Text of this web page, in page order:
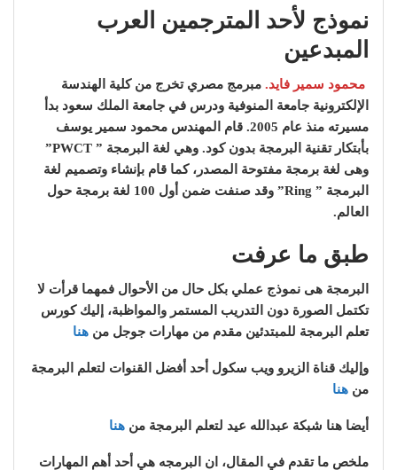
نموذج لأحد المترجمين العرب
المبدعين
محمود سمير فايد. مبرمج مصري تخرج من كلية الهندسة
الإلكترونية جامعة المنوفية ودرس في جامعة الملك سعود بدأ
مسيرته منذ عام 2005. قام المهندس محمود سمير يوسف
بأبتكار تقنية البرمجة بدون كود. وهي لغة البرمجة ” PWCT”
وهى لغة برمجة مفتوحة المصدر، كما قام بإنشاء وتصميم لغة
البرمجة ” Ring” وقد صنفت ضمن أول 100 لغة برمجة حول
العالم.
طبق ما عرفت
البرمجة هى نموذج عملي بكل حال من الأحوال فمهما قرأت لا
تكتمل الصورة دون التدريب المستمر والمواظبة، إليك كورس
تعلم البرمجة للمبتدئين مقدم من مهارات جوجل من هنا
وإليك قناة الزيرو ويب سكول أحد أفضل القنوات لتعلم البرمجة
من هنا
أيضا هنا شبكة عبدالله عيد لتعلم البرمجة من هنا
ملخص ما تقدم في المقال، ان البرمجه هي أحد أهم المهارات